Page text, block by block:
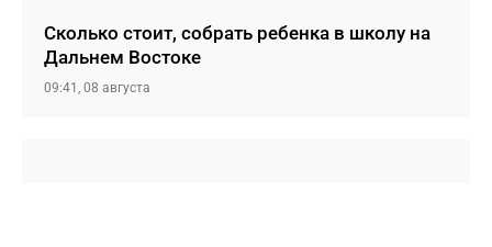
Сколько стоит, собрать ребенка в школу на
Дальнем Востоке
09:41, 08 августа